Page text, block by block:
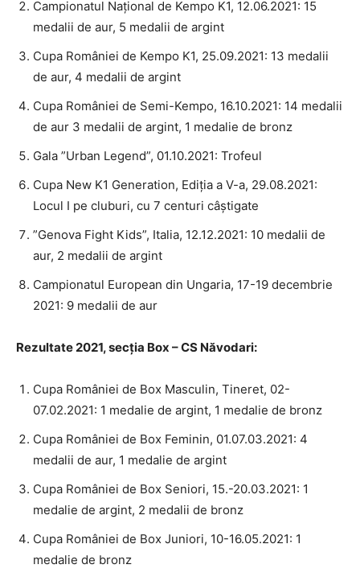
Campionatul Național de Kempo K1, 12.06.2021: 15
medalii de aur, 5 medalii de argint
Cupa României de Kempo K1, 25.09.2021: 13 medalii
de aur, 4 medalii de argint
Cupa României de Semi-Kempo, 16.10.2021: 14 medalii
de aur 3 medalii de argint, 1 medalie de bronz
Gala ”Urban Legend”, 01.10.2021: Trofeul
Cupa New K1 Generation, Ediția a V-a, 29.08.2021:
Locul I pe cluburi, cu 7 centuri câștigate
”Genova Fight Kids”, Italia, 12.12.2021: 10 medalii de
aur, 2 medalii de argint
Campionatul European din Ungaria, 17-19 decembrie
2021: 9 medalii de aur
Rezultate 2021, secția Box – CS Năvodari:
Cupa României de Box Masculin, Tineret, 02-
07.02.2021: 1 medalie de argint, 1 medalie de bronz
Cupa României de Box Feminin, 01.07.03.2021: 4
medalii de aur, 1 medalie de argint
Cupa României de Box Seniori, 15.-20.03.2021: 1
medalie de argint, 2 medalii de bronz
Cupa României de Box Juniori, 10-16.05.2021: 1
medalie de bronz